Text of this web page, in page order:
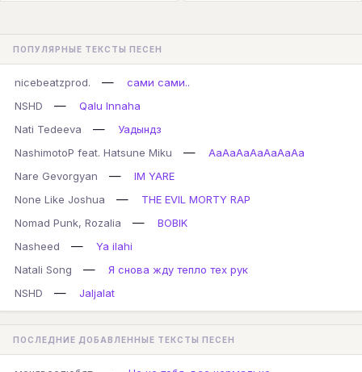
ПОПУЛЯРНЫЕ ТЕКСТЫ ПЕСЕН
nicebeatzprod. —
сами сами..
NSHD
—
Qalu Innaha
Nati Tedeeva
—
Уадындз
NashimotoP feat. Hatsune Miku
—
AaAaAaAaAaAaAa
Nare Gevorgyan
—
IM YARE
None Like Joshua
—
THE EVIL MORTY RAP
Nomad Punk, Rozalia
—
BOBIK
Nasheed
—
Ya ilahi
Natali Song
—
Я снова жду тепло тех рук
NSHD
— Jaljalat
ПОСЛЕДНИЕ ДОБАВЛЕННЫЕ ТЕКСТЫ ПЕСЕН